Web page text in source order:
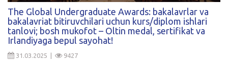
Qidirish
Kirish
The Global Undergraduate Awards: bakalavrlar va
bakalavriat bitiruvchilari uchun kurs/diplom ishlari
tanlovi; bosh mukofot – Oltin medal, sertifikat va
Irlandiyaga bepul sayohat!
31.03.2025 | 9427